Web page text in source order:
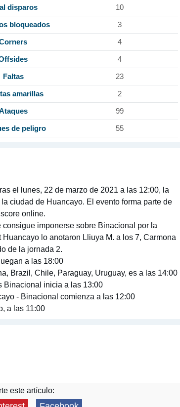
disparos 10
bloqueados 3
4
4
Faltas 23
amarillas 2
99
de peligro 55
el lunes, 22 de marzo de 2021 a las 12:00, la
ciudad de Huancayo. El evento forma parte de
online.
imponerse sobre Binacional por la
lo anotaron Lliuya M. a los 7, Carmona
de la jornada 2.
a las 18:00
Brazil, Chile, Paraguay, Uruguay, es a las 14:00
Binacional inicia a las 13:00
- Binacional comienza a las 12:00
a las 11:00
este artículo: